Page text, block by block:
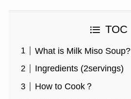
TOC
What is Milk Miso Soup?
Ingredients (2servings)
How to Cook？